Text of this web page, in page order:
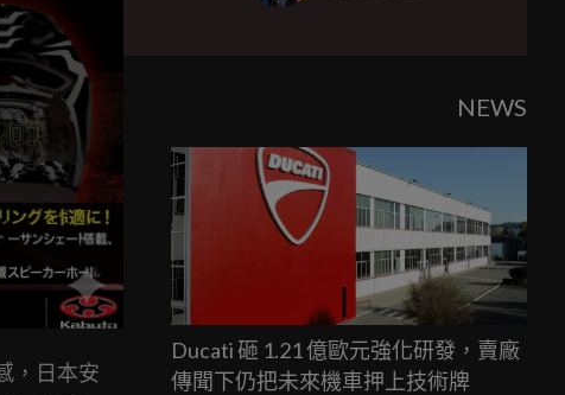
，日本安
NEWS
Ducati 砸 1.21 億歐元強化研發，賣廠
傳聞下仍把未來機車押上技術牌